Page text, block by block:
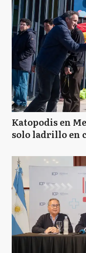
Katopodis en
solo ladrillo en